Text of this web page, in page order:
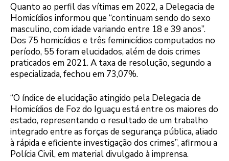
Quanto ao perfil das vítimas em 2022, a Delegacia de
Homicídios informou que “continuam sendo do sexo
masculino, com idade variando entre 18 e 39 anos”.
Dos 75 homicídios e três feminicídios computados no
período, 55 foram elucidados, além de dois crimes
praticados em 2021. A taxa de resolução, segundo a
especializada, fechou em 73,07%.
“O índice de elucidação atingido pela Delegacia de
Homicídios de Foz do Iguaçu está entre os maiores do
estado, representando o resultado de um trabalho
integrado entre as forças de segurança pública, aliado
à rápida e eficiente investigação dos crimes”, afirmou a
Polícia Civil, em material divulgado à imprensa.